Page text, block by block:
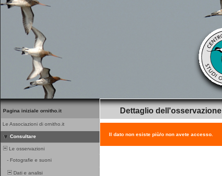
Pagina iniziale ornitho.it
Le Associazioni di ornitho.it
Consultare
Le osservazioni
- Fotografie e suoni
Dati e analisi
Dettaglio dell'osservazione
Il dato non esiste più/o non avete accesso.